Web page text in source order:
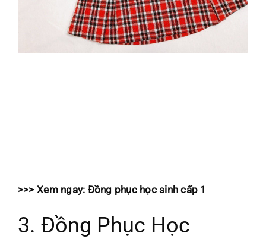
>>> Xem ngay: Đồng phục học sinh cấp 1
3. Đồng Phục Học